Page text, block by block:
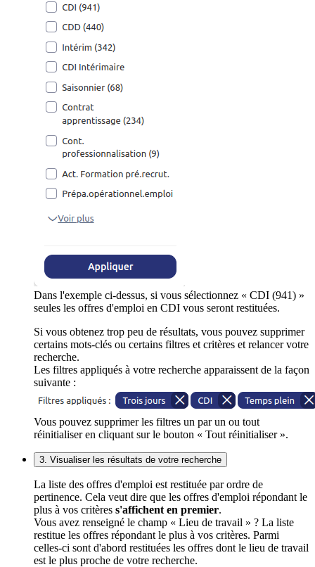
Dans l'exemple ci-dessus, si vous sélectionnez « CDI (941) »
seules les offres d'emploi en CDI vous seront restituées.
Si vous obtenez trop peu de résultats, vous pouvez supprimer
certains mots-clés ou certains filtres et critères et relancer votre
recherche.
Les filtres appliqués à votre recherche apparaissent de la façon
suivante :
Vous pouvez supprimer les filtres un par un ou tout
réinitialiser en cliquant sur le bouton « Tout réinitialiser ».
3. Visualiser les résultats de votre recherche
La liste des offres d'emploi est restituée par ordre de
pertinence. Cela veut dire que les offres d'emploi répondant le
plus à vos critères s'affichent en premier.
Vous avez renseigné le champ « Lieu de travail » ? La liste
restitue les offres répondant le plus à vos critères. Parmi
celles-ci sont d'abord restituées les offres dont le lieu de travail
est le plus proche de votre recherche.